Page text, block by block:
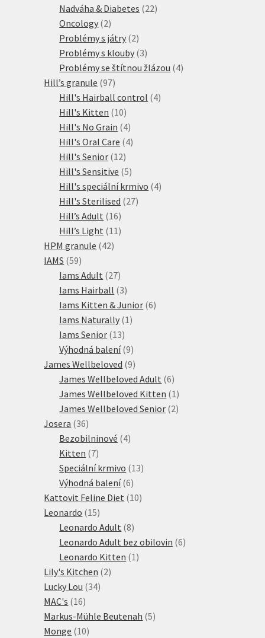
produktů
Nadváha & Diabetes 2222
Oncology 22
produkty
Problémy s játry 22
produkty
Problémy s klouby 33
produkty
Problémy se štítnou žlázou 44
Hill’s granule 9797
produktů
Hill's Hairball control 44
Hill's Kitten 1010
produktů
Hill's No Grain 44
produkty
Hill's Oral Care 44
Hill's Senior 1212
produktů
Hill's Sensitive 55
produktů
Hill's speciální krmivo 44
Hill's Sterilised 2727
Hill’s Adult 1616
produktů
Hill’s Light 11 11
HPM granule 4242
IAMS 5959
produktů
Iams Adult 2727
produktů
Iams Hairball 33
produkty
Iams Kitten & Junior 66
Iams Naturally 1 1
Iams Senior 1313
produktů
Výhodná balení 99
produktů
James Wellbeloved 99
produktů
James Wellbeloved Adult 66
produktů
James Wellbeloved Kitten 1 1
produkt
James Wellbeloved Senior 22
Josera 3636
produktů
Bezobilninové 44
Kitten 77
produktů
Speciální krmivo 1313
Výhodná balení 66
produktů
Kattovit Feline Diet 1010
Leonardo 1515
produktů
Leonardo Adult 88
produktů
Leonardo Adult bez obilovin 66
Leonardo Kitten 1 1
Lily's Kitchen 22
Lucky Lou 3434
MAC's 1616
produktů
Markus-Mühle Beutenah 55
Monge 1010